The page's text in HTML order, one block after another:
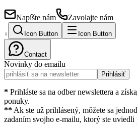
Napíšte nám Zavolajte nám
Icon Button Icon Button
Contact
Novinky do emailu
Prihlásiť
* Prihláste sa na odber newslettera a
ponuky.
** Ak ste už prihlásený, môžete sa
zadaním svojho e-mailu, ktorý ste uviedli